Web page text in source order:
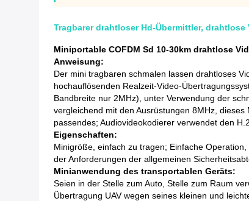
Tragbarer drahtloser Hd-Übermittler,
Miniportable COFDM Sd 10-30km drahtlose
Anweisung:
Der mini tragbaren schmalen lassen drahtloses
hochauflösenden Realzeit-Video-
Bandbreite nur 2MHz), unter Verwendung der
vergleichend mit den Ausrüstungen 8MHz,
passendes; Audiovideokodierer verwendet den
Eigenschaften:
Minigröße, einfach zu tragen; Einfache
der Anforderungen der allgemeinen
Minianwendung des transportablen Geräts:
Seien in der Stelle zum Auto, Stelle zum Raum
Übertragung UAV wegen seines kleinen und